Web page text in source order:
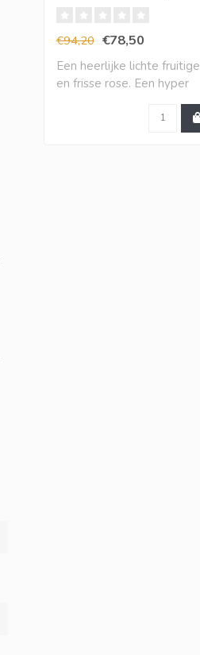
€94,20 €78,50
Een heerlijke lichte fruitige
en frisse rose. Een hyper